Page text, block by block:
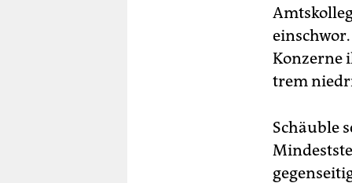
Konzerne
trem
Schäuble